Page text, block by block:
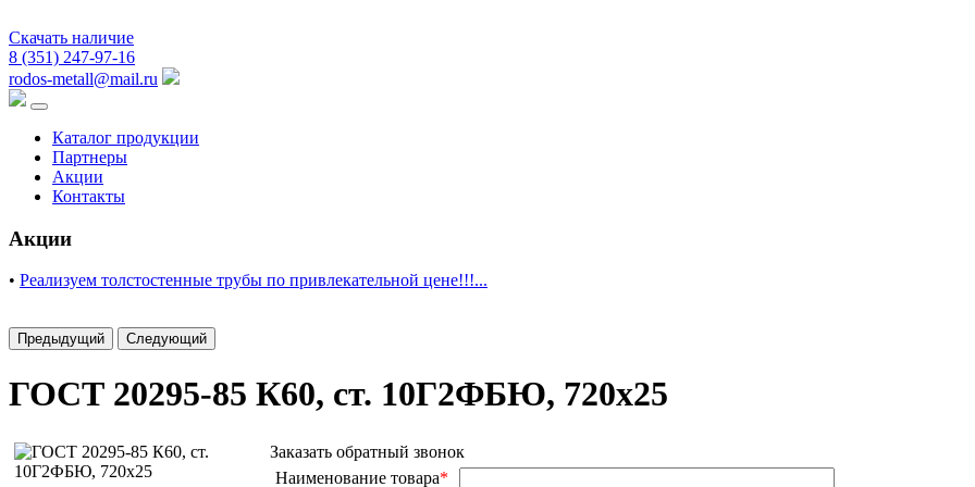
Скачать наличие
8 (351) 247-97-16
rodos-metall@mail.ru
Каталог продукции
Партнеры
Акции
Контакты
Акции
• Реализуем толстостенные трубы по привлекательной цене!!!...
Предыдущий Следующий
ГОСТ 20295-85 К60, ст. 10Г2ФБЮ, 720х25
Заказать обратный звонок
Наименование товара*